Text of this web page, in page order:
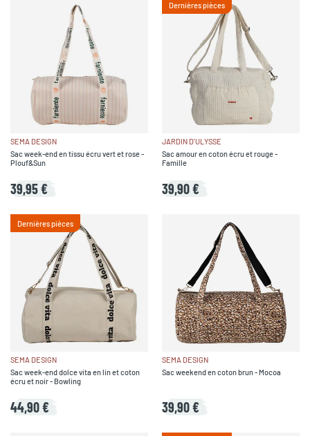
SEMA DESIGN
Sac week-end en tissu écru vert et rose -
Plouf&Sun
39,95 €
Dernières pièces
JARDIN D'ULYSSE
Sac amour en coton écru et rouge -
Famille
39,90 €
Dernières pièces
SEMA DESIGN
Sac week-end dolce vita en lin et coton
écru et noir - Bowling
44,90 €
SEMA DESIGN
Sac weekend en coton brun - Mocoa
39,90 €